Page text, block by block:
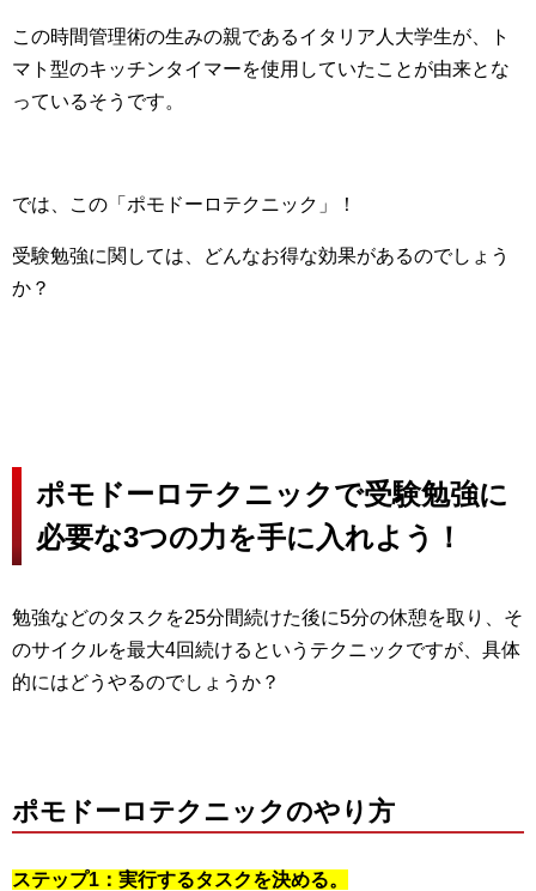
この時間管理術の生みの親であるイタリア人大学生が、ト
マト型のキッチンタイマーを使用していたことが由来とな
っているそうです。
では、この「ポモドーロテクニック」！
受験勉強に関しては、どんなお得な効果があるのでしょう
か？
ポモドーロテクニックで受験勉強に
必要な3つの力を手に入れよう！
勉強などのタスクを25分間続けた後に5分の休憩を取り、そ
のサイクルを最大4回続けるというテクニックですが、具体
的にはどうやるのでしょうか？
ポモドーロテクニックのやり方
ステップ1：実行するタスクを決める。